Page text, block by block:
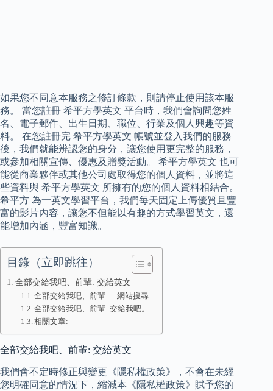
如果您不同意本服務之修訂條款，則請停止使用該本服
務。 當您註冊 希平方學英文 平台時，我們會詢問您姓
名、電子郵件、出生日期、職位、行業及個人興趣等資
料。 在您註冊完 希平方學英文 帳號並登入我們的服務
後，我們就能辨認您的身分，讓您使用更完整的服務，
或參加相關宣傳、優惠及贈獎活動。 希平方學英文 也可
能從商業夥伴或其他公司處取得您的個人資料，並將這
些資料與 希平方學英文 所擁有的您的個人資料相結合。
希平方 為一英文學習平台，我們每天固定上傳優質且豐
富的影片內容，讓您不但能以有趣的方式學習英文，還
能增加內涵，豐富知識。
目錄（立即跳往）
全部交給我吧、前輩: 交給英文
全部交給我吧、前輩: :::網站搜尋
全部交給我吧、前輩: 交給我吧。
相關文章:
全部交給我吧、前輩: 交給英文
我們會不定時修正與變更《隱私權政策》，不會在未經
您明確同意的情況下，縮減本《隱私權政策》賦予您的